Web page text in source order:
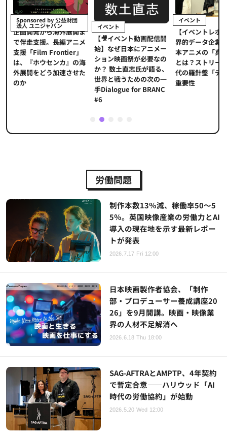
Sponsored by 公益財団
法人 ユニジャパン
企画開発から海外展開ま
で伴走支援。長編アニメ
支援「Film Frontier」
は、『ホウセンカ』の海
外展開をどう加速させた
のか
イベント
【🎥イベント動画配信開
始】なぜ日本にアニメー
ション映画祭が必要なの
か？ 数土直志氏が語る、
世界と戦うための次の一
手Dialogue for BRANC
#6
イベント
【イベントレポ
界的データ企業
本アニメの「真
とは？ストリー
代の羅針盤「デ
重要性
2
労働問題
制作本数13％減、稼働率50～5
5％。英国映像産業の労働力とAI
導入の現在地を示す最新レポー
トが発表
2026.7.17 Fri 12:00
日本映画製作者協会、「制作
部・プロデューサー養成講座20
26」を9月開講。映画・映像業
界の人材不足解消へ
2026.6.18 Thu 18:00
SAG-AFTRAとAMPTP、4年契約
で暫定合意——ハリウッド「AI
時代の労働協約」が始動
2026.5.20 Wed 12:00